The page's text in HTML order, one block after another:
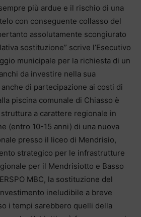
più ardue e il rischio di una
con conseguente collasso del
assolutamente scongiurato
sostituzione” scrive l’Esecutivo
municipale per la richiesta di un
da investire nella sua
di partecipazione ai costi di
piscina comunale di Chiasso è
a carattere regionale in
(entro 10-15 anni) di una nuova
presso il liceo di Mendrisio,
strategico per le infrastrutture
per il Mendrisiotto e Basso
MBC, la sostituzione del
ineludibile a breve
i tempi sarebbero quelli della